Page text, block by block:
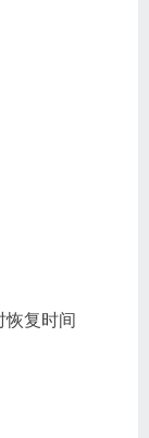
恢复时间